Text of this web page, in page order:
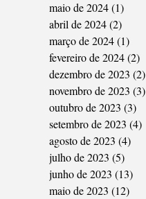
maio de 2024(1)
abril de 2024(2)
março de 2024(1)
fevereiro de 2024(2)
dezembro de 2023 (2)
novembro de 2023 (3)
outubro de 2023 (3)
setembro de 2023 (4)
agosto de 2023 (4)
julho de 2023 (5)
junho de 2023 (13)
maio de 2023 (12)